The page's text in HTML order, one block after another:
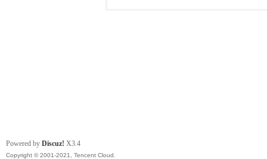
Powered by Discuz! X3.4
Copyright © 2001-2021, Tencent Cloud.